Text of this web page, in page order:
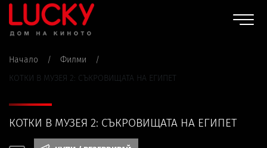
Начало / Филми
/
КОТКИ В МУЗЕЯ 2: СЪКРОВИЩАТА НА ЕГИПЕТ
КОТКИ В МУЗЕЯ 2: СЪКРОВИЩАТА НА ЕГИПЕТ